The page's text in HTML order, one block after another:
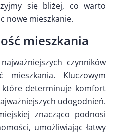
się bliżej, co warto
nowe mieszkanie.
mieszkania
czynników
mieszkania. Kluczowym
które determinuje komfort
udogodnień.
znacząco podnosi
umożliwiając łatwy